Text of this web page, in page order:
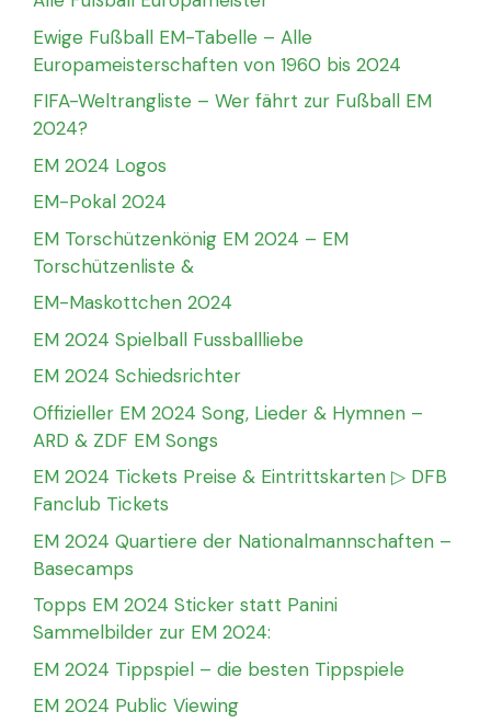
Ewige Fußball EM-Tabelle – Alle
Europameisterschaften von 1960 bis 2024
FIFA-Weltrangliste – Wer fährt zur Fußball EM
2024?
EM 2024 Logos
EM-Pokal 2024
EM Torschützenkönig EM 2024 – EM
Torschützenliste &
EM-Maskottchen 2024
EM 2024 Spielball Fussballliebe
EM 2024 Schiedsrichter
Offizieller EM 2024 Song, Lieder & Hymnen –
ARD & ZDF EM Songs
EM 2024 Tickets Preise & Eintrittskarten ▷ DFB
Fanclub Tickets
EM 2024 Quartiere der Nationalmannschaften –
Basecamps
Topps EM 2024 Sticker statt Panini
Sammelbilder zur EM 2024:
EM 2024 Tippspiel – die besten Tippspiele
EM 2024 Public Viewing